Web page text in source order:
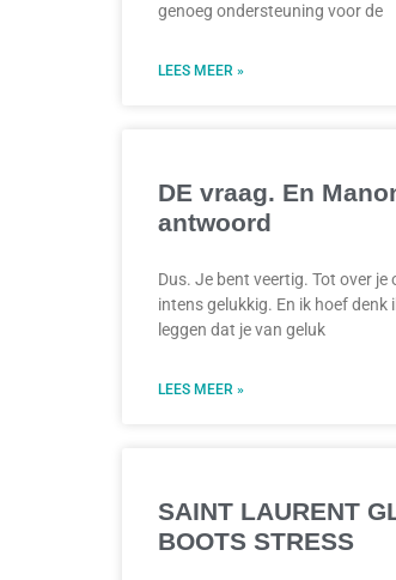
genoeg ondersteuning voor de
LEES MEER »
DE vraag. En
antwoord
Dus. Je bent veertig. Tot over je
intens gelukkig. En ik hoef denk
leggen dat je van geluk
LEES MEER »
SAINT LAURENT
BOOTS STRESS